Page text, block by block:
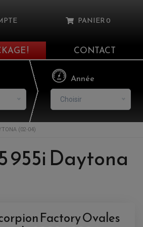
PANIER0
dans votre panier
! CONTACT
Année
Choisir
(02-04)
955i Daytona
Factory Ovales